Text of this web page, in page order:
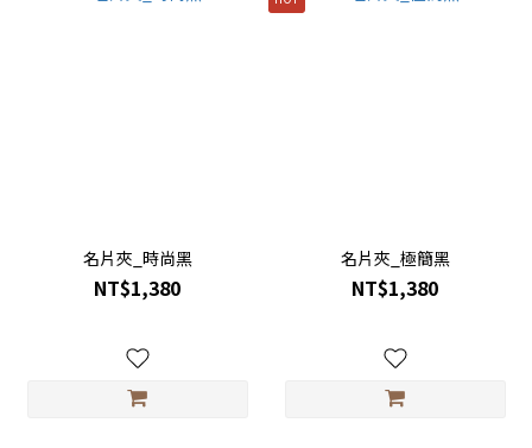
名片夾_時尚黑
NT$1,380
名片夾_極簡黑
NT$1,380